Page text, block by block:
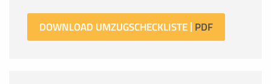
DOWNLOAD UMZUGSCHECKLISTE